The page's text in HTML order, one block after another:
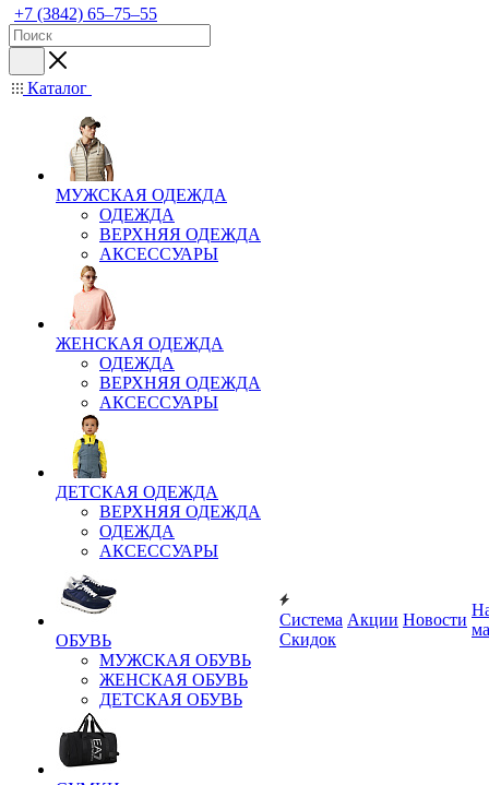
+7 (3842) 65–75–55
Каталог
МУЖСКАЯ ОДЕЖДА
ОДЕЖДА
ВЕРХНЯЯ ОДЕЖДА
АКСЕССУАРЫ
ЖЕНСКАЯ ОДЕЖДА
ОДЕЖДА
ВЕРХНЯЯ ОДЕЖДА
АКСЕССУАРЫ
ДЕТСКАЯ ОДЕЖДА
ВЕРХНЯЯ ОДЕЖДА
ОДЕЖДА
АКСЕССУАРЫ
ОБУВЬ
МУЖСКАЯ ОБУВЬ
ЖЕНСКАЯ ОБУВЬ
ДЕТСКАЯ ОБУВЬ
Система
Скидок
Акции Новости